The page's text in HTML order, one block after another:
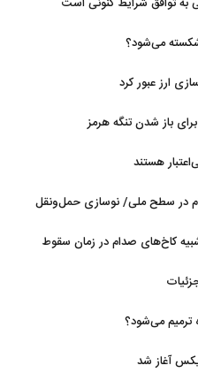
می‌شود؟
ارز عبور کرد
باز شدن تنگه هرمز
هستند
در سطح ملی/ نوسازی حمل‌ونقل
کاخ‌های صدام در زمان سقوط
ترمیم می‌شود؟
آغاز شد